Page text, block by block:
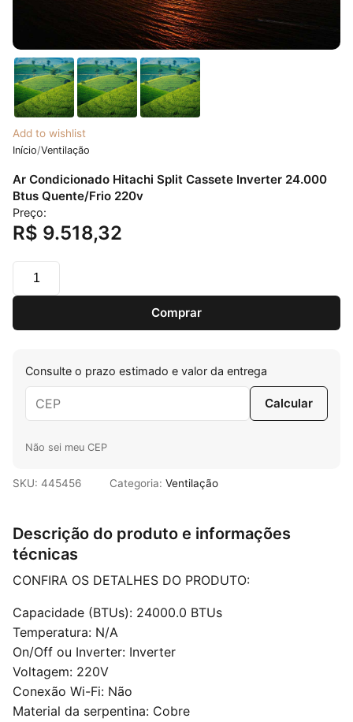
Add to wishlist
Início/Ventilação
Ar Condicionado Hitachi Split Cassete Inverter 24.000
Btus Quente/Frio 220v
Preço:
R$ 9.518,32
Ar Condicionado Hitachi Split Cassete Inverter 24.000
Comprar
Consulte o prazo estimado e valor da entrega
Calcular
Não sei meu CEP
SKU: 445456 Categoria: Ventilação
Descrição do produto e informações
técnicas
CONFIRA OS DETALHES DO PRODUTO:
Capacidade (BTUs): 24000.0 BTUs
Temperatura: N/A
On/Off ou Inverter: Inverter
Voltagem: 220V
Conexão Wi-Fi: Não
Material da serpentina: Cobre